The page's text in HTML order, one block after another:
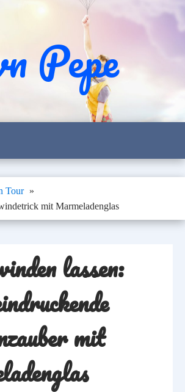
Pepe
Tour
mit Marmeladenglas
lassen:
mit